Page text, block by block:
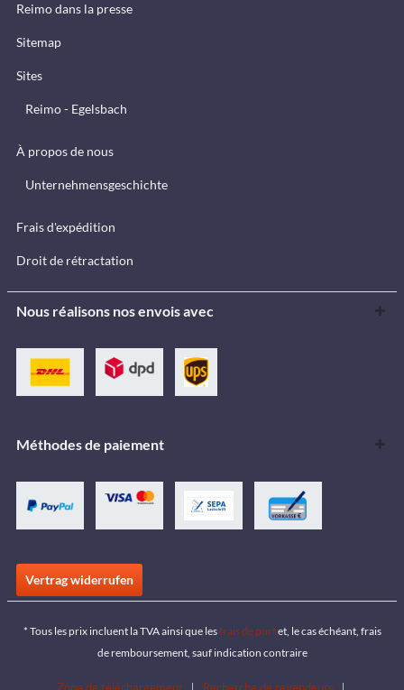
Reimo dans la presse
Sitemap
Sites
Reimo - Egelsbach
À propos de nous
Unternehmensgeschichte
Frais d'expédition
Droit de rétractation
Nous réalisons nos envois avec
Méthodes de paiement
Vertrag widerrufen
* Tous les prix incluent la TVA ainsi que lesfrais de portet, le cas échéant, frais
de remboursement, sauf indication contraire